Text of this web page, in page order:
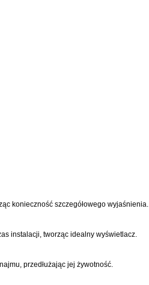
konieczność szczegółowego wyjaśnienia.
instalacji, tworząc idealny wyświetlacz.
przedłużając jej żywotność.